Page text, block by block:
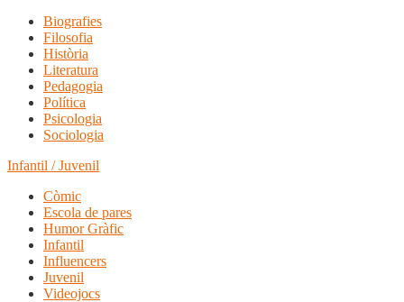
Biografies
Filosofia
Història
Literatura
Pedagogia
Política
Psicologia
Sociologia
Infantil / Juvenil
Còmic
Escola de pares
Humor Gràfic
Infantil
Influencers
Juvenil
Videojocs